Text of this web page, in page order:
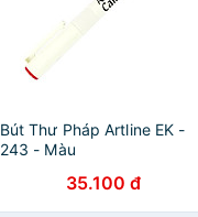
Bút Thư Pháp Artline EK -
243 - Màu
35.100 đ